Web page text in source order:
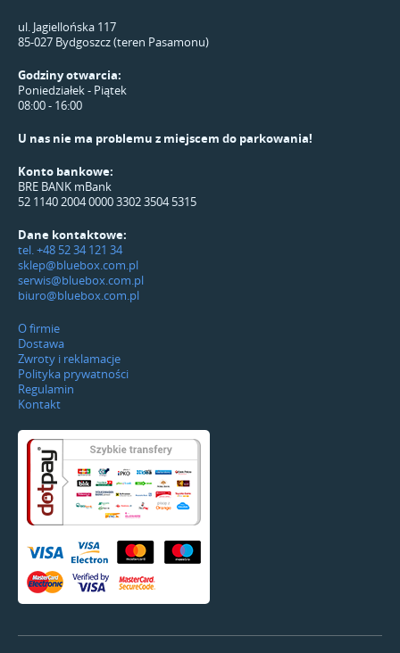
ul. Jagiellońska 117
85-027 Bydgoszcz (teren Pasamonu)
Godziny otwarcia:
Poniedziałek - Piątek
08:00 - 16:00
U nas nie ma problemu z miejscem do parkowania!
Konto bankowe:
BRE BANK mBank
52 1140 2004 0000 3302 3504 5315
Dane kontaktowe:
tel. +48 52 34 121 34
sklep@bluebox.com.pl
serwis@bluebox.com.pl
biuro@bluebox.com.pl
O firmie
Dostawa
Zwroty i reklamacje
Polityka prywatności
Regulamin
Kontakt